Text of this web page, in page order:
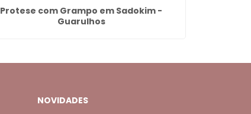
Protese com Grampo em Sadokim -
Guarulhos
NOVIDADES